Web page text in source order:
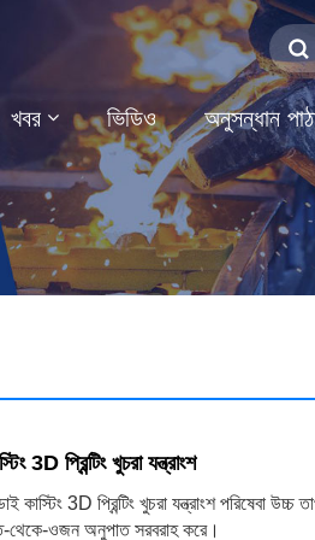
খবর ভিডিও অনুসন্ধান
3D প্রিন্টিং খুচরা যন্ত্রাংশ
কাস্টিং 3D প্রিন্টিং খুচরা যন্ত্রাংশ পরিষেবা উচ্চ
থেকে-ওজন অনুপাত সরবরাহ করে।